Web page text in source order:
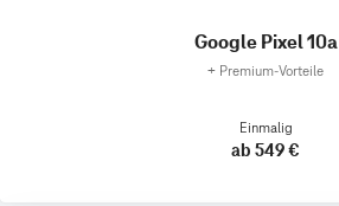
Google Pixel 10a
+ Premium‑Vorteile
Einmalig
ab 549 €